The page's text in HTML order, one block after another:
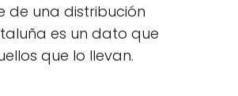
de una distribución
es un dato que
que lo llevan.